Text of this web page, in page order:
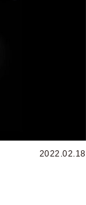
2022.02.18